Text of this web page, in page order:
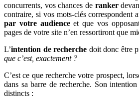
concurrents, vos chances de ranker
contraire, si vos mots-clés correspondent
par votre audienceet que vos
pages de votre site n’en ressortiront que
L’intention de recherche doit donc être
que c’est, exactement ?
C’est ce que recherche votre prospect,
dans sa barre de recherche. Son
distincts :